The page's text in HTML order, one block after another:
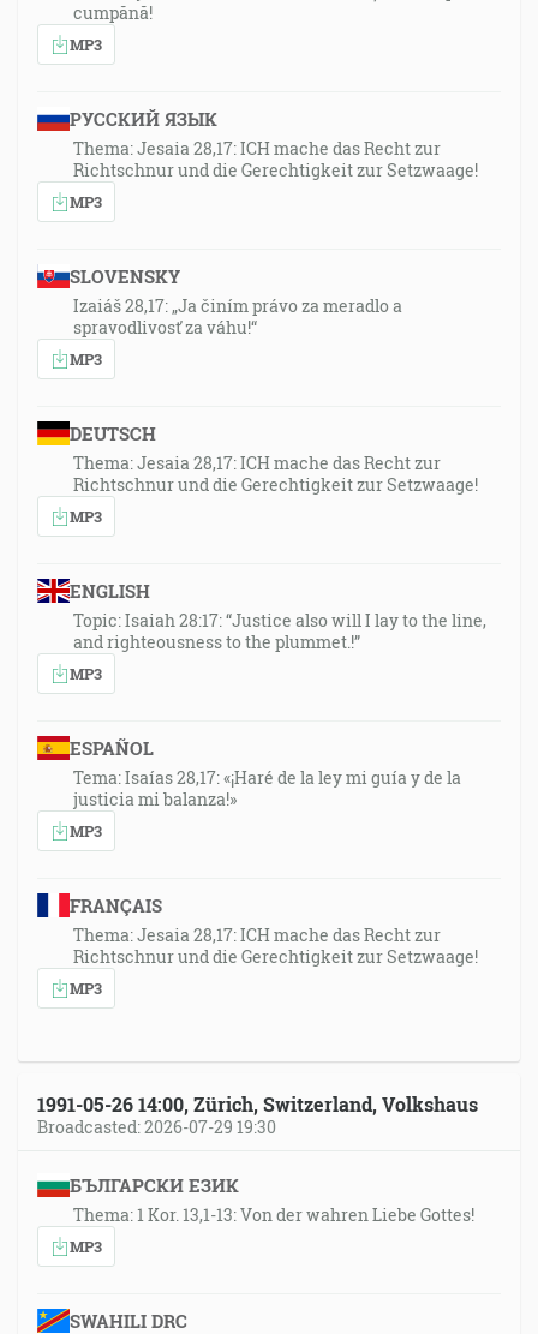
cumpănă!
MP3
РУССКИЙ ЯЗЫК
Thema: Jesaia 28,17: ICH mache das Recht zur
Richtschnur und die Gerechtigkeit zur Setzwaage!
MP3
SLOVENSKY
Izaiáš 28,17: „Ja činím právo za meradlo a
spravodlivosť za váhu!“
MP3
DEUTSCH
Thema: Jesaia 28,17: ICH mache das Recht zur
Richtschnur und die Gerechtigkeit zur Setzwaage!
MP3
ENGLISH
Topic: Isaiah 28:17: “Justice also will I lay to the line,
and righteousness to the plummet.!”
MP3
ESPAÑOL
Tema: Isaías 28,17: «¡Haré de la ley mi guía y de la
justicia mi balanza!»
MP3
FRANÇAIS
Thema: Jesaia 28,17: ICH mache das Recht zur
Richtschnur und die Gerechtigkeit zur Setzwaage!
MP3
1991-05-26 14:00, Zürich, Switzerland, Volkshaus
Broadcasted: 2026-07-29 19:30
БЪЛГАРСКИ ЕЗИК
Thema: 1 Kor. 13,1-13: Von der wahren Liebe Gottes!
MP3
SWAHILI DRC